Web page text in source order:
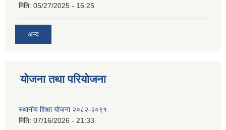
मिति: 05/27/2025 - 16:25
अन्य
योजना तथा परियोजना
स्थानीय शिक्षा योजना २०८२-२०९१
मिति: 07/16/2026 - 21:33